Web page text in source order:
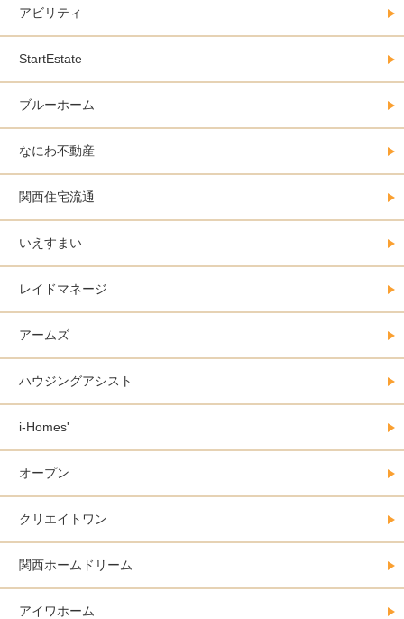
アビリティ
StartEstate
ブルーホーム
なにわ不動産
関西住宅流通
いえすまい
レイドマネージ
アームズ
ハウジングアシスト
i-Homes'
オープン
クリエイトワン
関西ホームドリーム
アイワホーム